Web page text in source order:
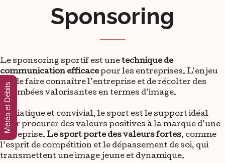
Sponsoring
Le sponsoring sportif est unetechnique de
communication efficacepour les entreprises. L’enjeu
est de faire connaître l’entreprise et de récolter des
retombées valorisantes en termes d’image.
Médiatique et convivial, le sport est le support idéal
pour procurer des valeurs positives à la marque d’une
entreprise. Le sport porte des valeurs fortes, comme
l’esprit de compétition et le dépassement de soi, qui
transmettent une image jeune et dynamique.
Météo et Débits